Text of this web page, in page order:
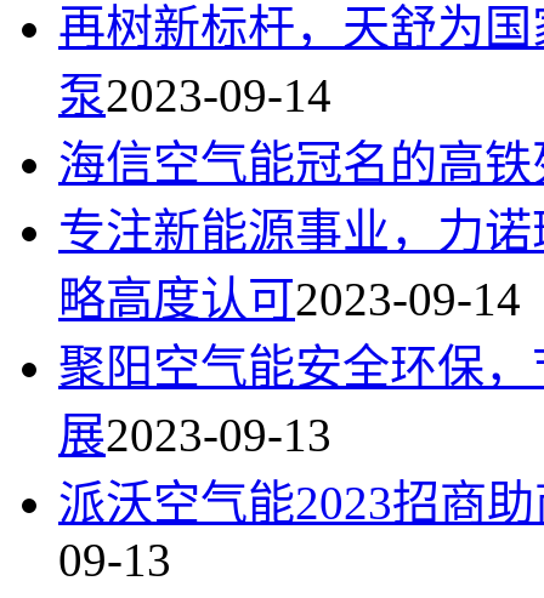
再树新标杆，天舒为
泵2023-09-14
海信空气能冠名的高
专注新能源事业，力诺
略高度认可2023-09-14
聚阳空气能安全环保
展2023-09-13
派沃空气能2023招商
09-13